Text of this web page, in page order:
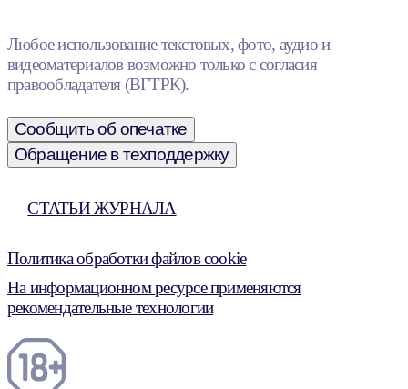
Любое использование текстовых, фото, аудио и
видеоматериалов возможно только с согласия
правообладателя (ВГТРК).
Сообщить об опечатке
Обращение в техподдержку
СТАТЬИ ЖУРНАЛА
Политика обработки файлов cookie
На информационном ресурсе применяются
рекомендательные технологии